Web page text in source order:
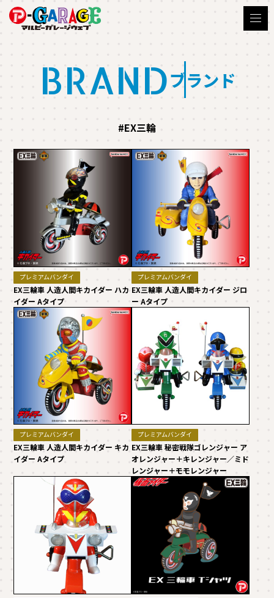
BRANDブランド
#EX三輪
プレミアムバンダイ
EX三輪車 人造人間キカイダー ハカ
イダー Aタイプ
プレミアムバンダイ
EX三輪車 人造人間キカイダー ジロ
ー Aタイプ
プレミアムバンダイ
EX三輪車 人造人間キカイダー キカ
イダー Aタイプ
プレミアムバンダイ
EX三輪車 秘密戦隊ゴレンジャー ア
オレンジャー＋キレンジャー／ミド
レンジャー＋モモレンジャー